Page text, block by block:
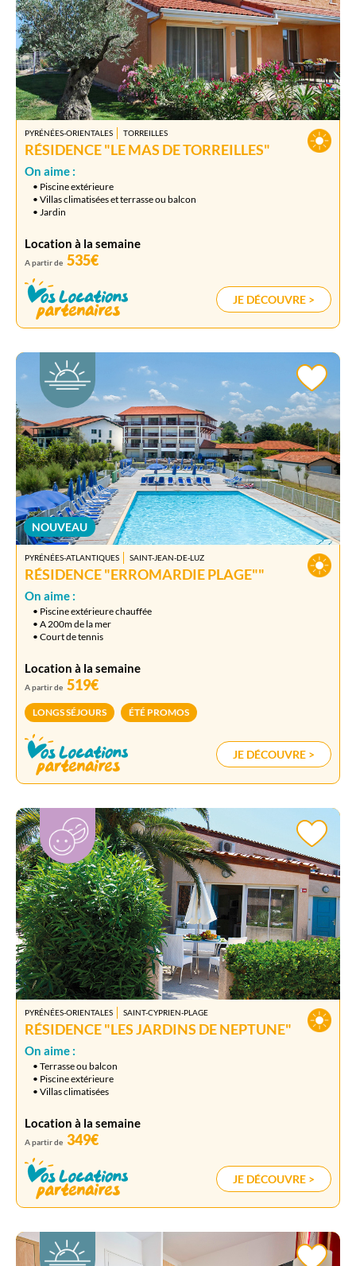
PYRÉNÉES-ORIENTALES TORREILLES
RÉSIDENCE "LE MAS DE TORREILLES"
On aime :
• Piscine extérieure
• Villas climatisées et terrasse ou balcon
• Jardin
Location à la semaine
A partir de 535€
JE DÉCOUVRE >
NOUVEAU
PYRÉNÉES-ATLANTIQUES SAINT-JEAN-DE-LUZ
RÉSIDENCE "ERROMARDIE PLAGE""
On aime :
• Piscine extérieure chauffée
• A 200m de la mer
• Court de tennis
Location à la semaine
A partir de 519€
LONGS SÉJOURS ÉTÉ PROMOS
JE DÉCOUVRE >
PYRÉNÉES-ORIENTALES SAINT-CYPRIEN-PLAGE
RÉSIDENCE "LES JARDINS DE NEPTUNE"
On aime :
• Terrasse ou balcon
• Piscine extérieure
• Villas climatisées
Location à la semaine
A partir de 349€
JE DÉCOUVRE >